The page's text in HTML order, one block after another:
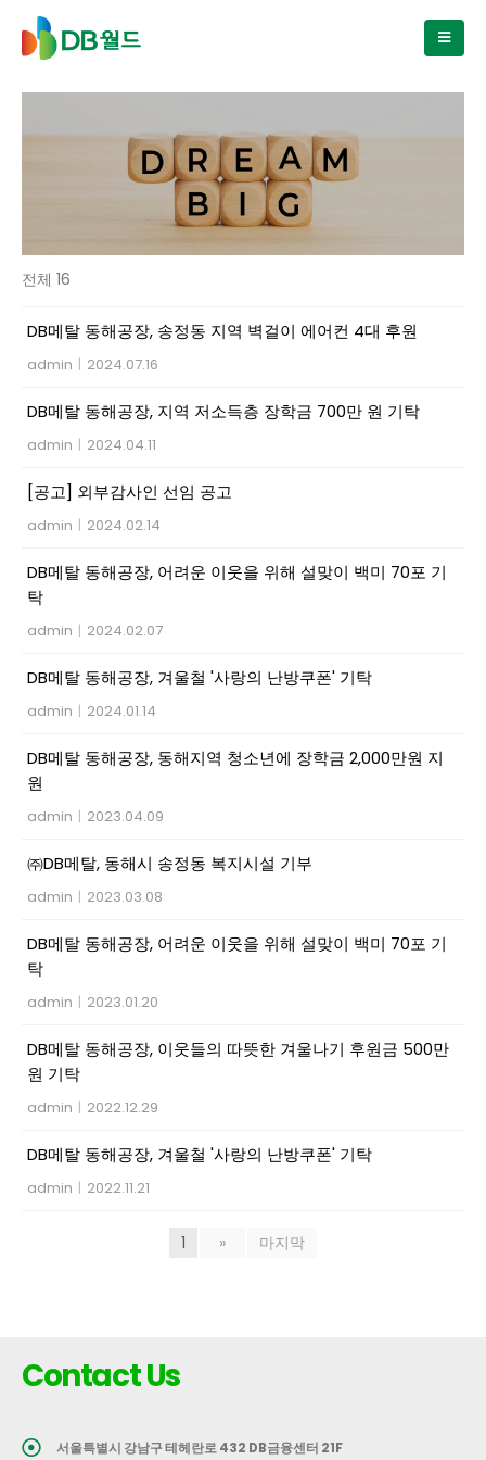
전체 16
DB메탈 동해공장, 송정동 지역 벽걸이 에어컨 4대 후원
admin | 2024.07.16
DB메탈 동해공장, 지역 저소득층 장학금 700만 원 기탁
admin | 2024.04.11
[공고] 외부감사인 선임 공고
admin | 2024.02.14
DB메탈 동해공장, 어려운 이웃을 위해 설맞이 백미 70포 기
탁
admin | 2024.02.07
DB메탈 동해공장, 겨울철 '사랑의 난방쿠폰' 기탁
admin | 2024.01.14
DB메탈 동해공장, 동해지역 청소년에 장학금 2,000만원 지
원
admin | 2023.04.09
㈜DB메탈, 동해시 송정동 복지시설 기부
admin | 2023.03.08
DB메탈 동해공장, 어려운 이웃을 위해 설맞이 백미 70포 기
탁
admin | 2023.01.20
DB메탈 동해공장, 이웃들의 따뜻한 겨울나기 후원금 500만
원 기탁
admin | 2022.12.29
DB메탈 동해공장, 겨울철 '사랑의 난방쿠폰' 기탁
admin | 2022.11.21
1 » 마지막
Contact Us
서울특별시 강남구 테헤란로 432 DB금융센터 21F